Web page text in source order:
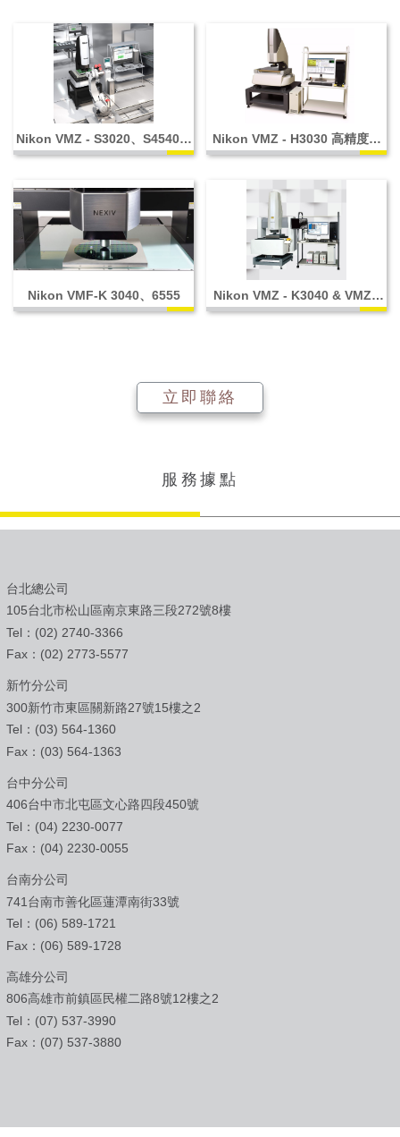
Nikon VMZ - S3020、S4540、
S6555
Nikon VMZ - H3030 高精度機
型
Nikon VMF-K 3040、6555
Nikon VMZ - K3040 & VMZ -
K6555 共軛焦影像測量系統
立即聯絡
服務據點
台北總公司
105台北市松山區南京東路三段272號8樓
Tel：(02) 2740-3366
Fax：(02) 2773-5577
新竹分公司
300新竹市東區關新路27號15樓之2
Tel：(03) 564-1360
Fax：(03) 564-1363
台中分公司
406台中市北屯區文心路四段450號
Tel：(04) 2230-0077
Fax：(04) 2230-0055
台南分公司
741台南市善化區蓮潭南街33號
Tel：(06) 589-1721
Fax：(06) 589-1728
高雄分公司
806高雄市前鎮區民權二路8號12樓之2
Tel：(07) 537-3990
Fax：(07) 537-3880